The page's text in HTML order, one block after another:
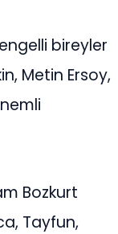
bireyler
Metin Ersoy,
Bozkurt
Tayfun,